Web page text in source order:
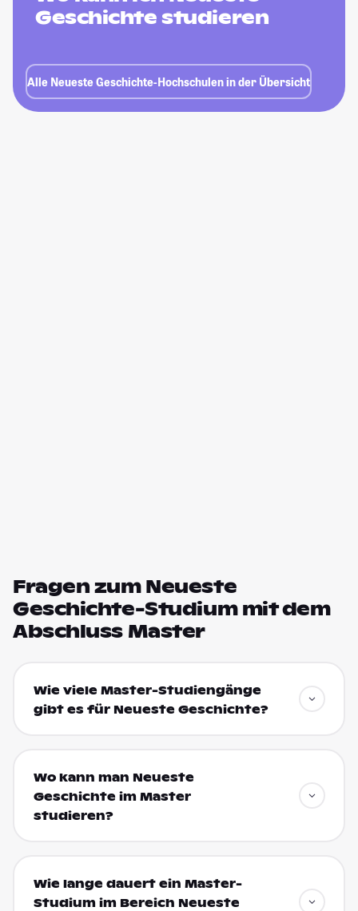
Geschichte studieren
Alle Neueste Geschichte-Hochschulen in der Übersicht
Fragen zum Neueste
Geschichte-Studium mit dem
Abschluss Master
Wie viele Master-Studiengänge
gibt es für Neueste Geschichte?
Wo kann man Neueste
Geschichte im Master
studieren?
Wie lange dauert ein Master-
Studium im Bereich Neueste